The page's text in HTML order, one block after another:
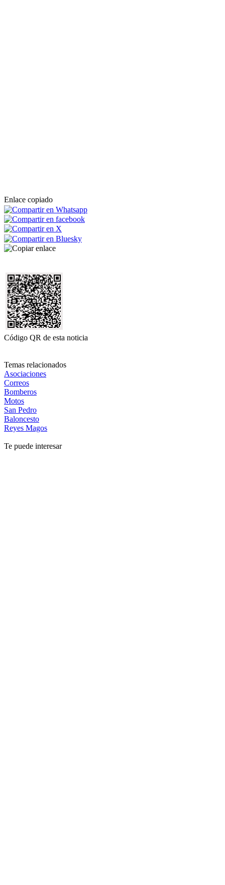
Enlace copiado
Código QR de esta noticia
Temas relacionados
Asociaciones
Correos
Bomberos
Motos
San Pedro
Baloncesto
Reyes Magos
Te puede interesar